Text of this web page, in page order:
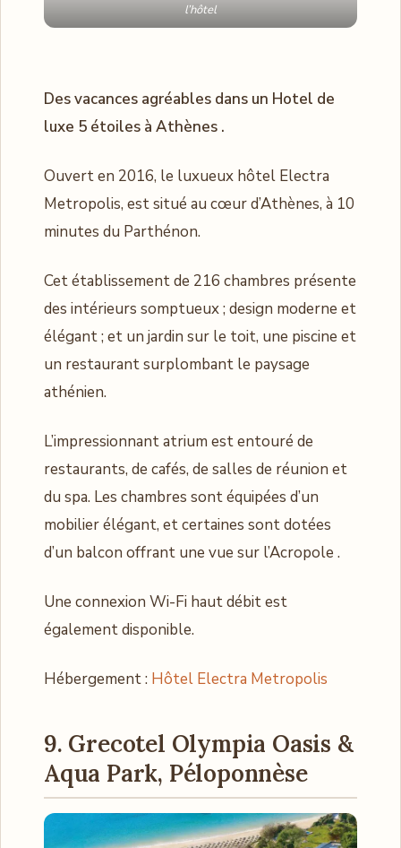
l’hôtel
Des vacances agréables dans un Hotel de
luxe 5 étoiles à Athènes .
Ouvert en 2016, le luxueux hôtel Electra
Metropolis, est situé au cœur d’Athènes, à 10
minutes du Parthénon.
Cet établissement de 216 chambres présente
des intérieurs somptueux ; design moderne et
élégant ; et un jardin sur le toit, une piscine et
un restaurant surplombant le paysage
athénien.
L’impressionnant atrium est entouré de
restaurants, de cafés, de salles de réunion et
du spa. Les chambres sont équipées d’un
mobilier élégant, et certaines sont dotées
d’un balcon offrant une vue sur l’Acropole .
Une connexion Wi-Fi haut débit est
également disponible.
Hébergement : Hôtel Electra Metropolis
9. Grecotel Olympia Oasis &
Aqua Park, Péloponnèse